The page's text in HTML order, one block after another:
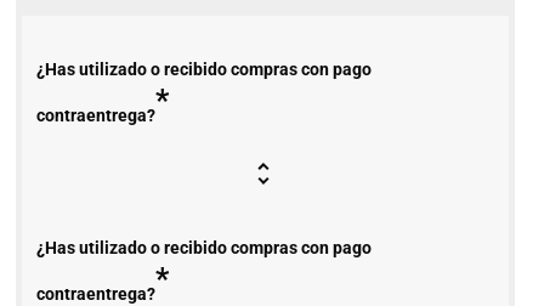
¿Has utilizado o recibido compras con pago
contraentrega?*
¿Has utilizado o recibido compras con pago
contraentrega?*